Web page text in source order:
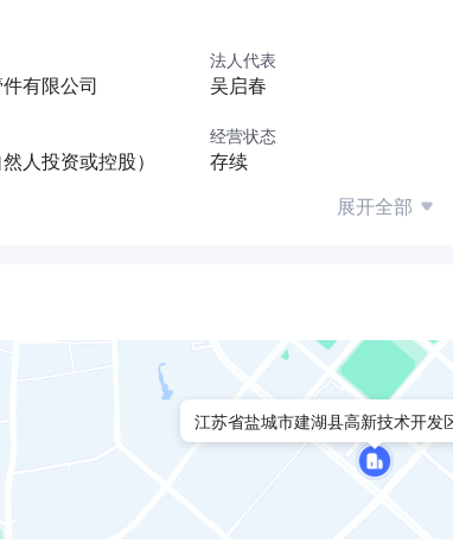
有限公司
法人代表
吴启春
人投资或控股）
经营状态
存续
展开全部
江苏省盐城市建湖县高新技术开发